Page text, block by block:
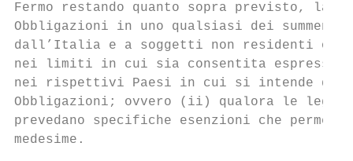
Fermo restando quanto sopra previsto, la
Obbligazioni in uno qualsiasi dei
dall’Italia e a soggetti non residenti o
nei limiti in cui sia consentita
nei rispettivi Paesi in cui si intende dar
Obbligazioni; ovvero (ii) qualora le
prevedano specifiche esenzioni che
medesime.